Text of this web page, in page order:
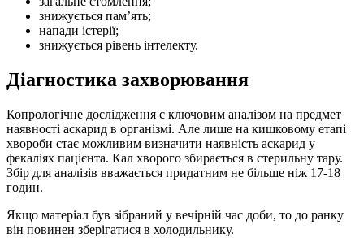
знижується пам’ять;
напади істерії;
знижується рівень інтелекту.
Діагностика захворювання
Копрологічне дослідження є ключовим аналізом на предмет
наявності аскарид в організмі. Але лише на кишковому етапі
хвороби стає можливим визначити наявність аскарид у
фекаліях пацієнта. Кал хворого збирається в стерильну тару.
Збір для аналізів вважається придатним не більше ніж 17-18
годин.
Якщо матеріал був зібраний у вечірній час доби, то до ранку
він повинен зберігатися в холодильнику.